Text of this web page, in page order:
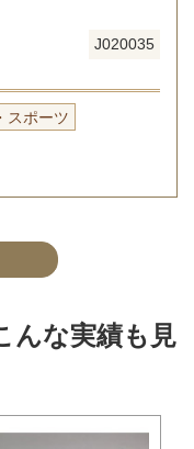
J020035
スポーツ
んな実績も見